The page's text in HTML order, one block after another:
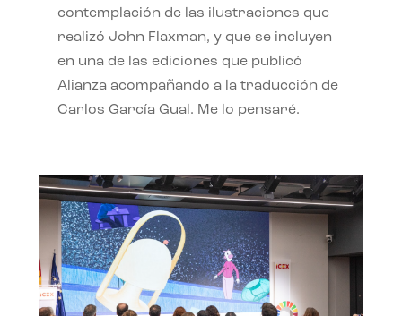
contemplación de las ilustraciones que
realizó John Flaxman, y que se incluyen
en una de las ediciones que publicó
Alianza acompañando a la traducción de
Carlos García Gual. Me lo pensaré.